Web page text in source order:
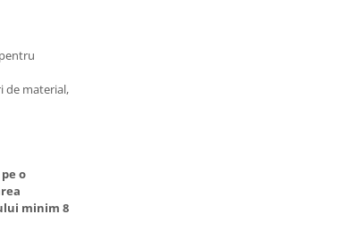
de material,
o
minim 8